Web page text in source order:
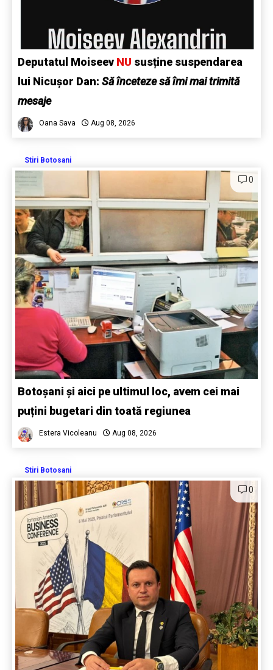
Deputatul Moiseev NU susține suspendarea
lui Nicușor Dan: Să înceteze să îmi mai trimită
mesaje
Oana Sava Aug 08, 2026
Stiri Botosani
0
Botoșani și aici pe ultimul loc, avem cei mai
puțini bugetari din toată regiunea
Estera Vicoleanu Aug 08, 2026
Stiri Botosani
0